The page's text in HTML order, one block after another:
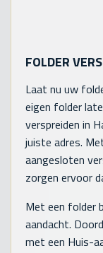
FOLDER
Laat nu uw
eigen folder
verspreiden in
juiste adres.
aangesloten
zorgen ervoor
Met een folder
aandacht.
met een Huis-